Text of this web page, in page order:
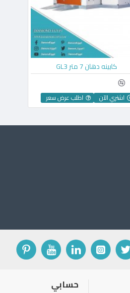
كابينه دهان 7 متر GL3
اشتري الآن اطلب عرض سعر
حسابي